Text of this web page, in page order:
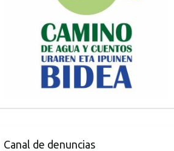
Canal de denuncias